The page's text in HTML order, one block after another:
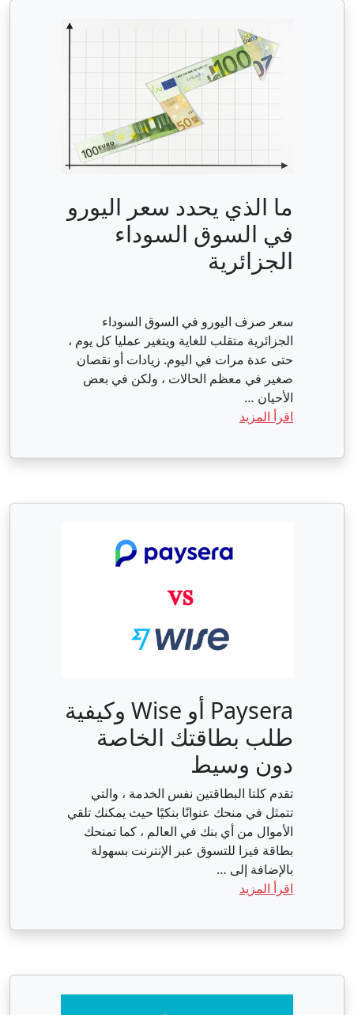
ما الذي يحدد سعر اليورو
في السوق السوداء
الجزائرية
سعر صرف اليورو في السوق السوداء
الجزائرية متقلب للغاية ويتغير عمليا كل يوم ،
حتى عدة مرات في اليوم. زيادات أو نقصان
صغير في معظم الحالات ، ولكن في بعض
الأحيان …
اقرأ المزيد
Paysera أو Wise وكيفية
طلب بطاقتك الخاصة
دون وسيط
تقدم كلتا البطاقتين نفس الخدمة ، والتي
تتمثل في منحك عنوانًا بنكيًا حيث يمكنك تلقي
الأموال من أي بنك في العالم ، كما تمنحك
بطاقة فيزا للتسوق عبر الإنترنت بسهولة
بالإضافة إلى …
اقرأ المزيد